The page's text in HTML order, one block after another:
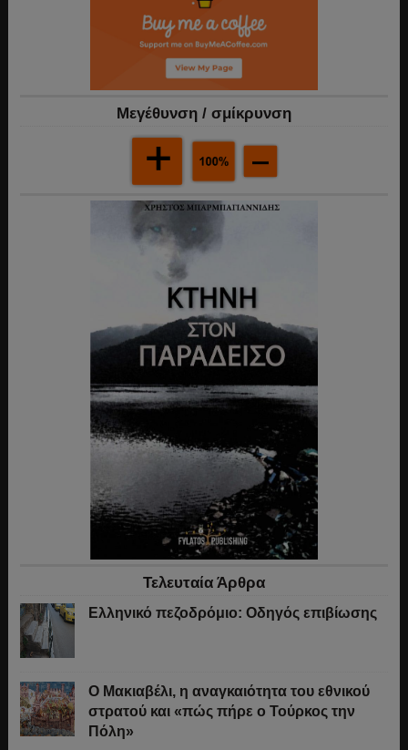
Mεγέθυνση / σμίκρυνση
Τελευταία Άρθρα
Ελληνικό πεζοδρόμιο: Οδηγός επιβίωσης
Ο Μακιαβέλι, η αναγκαιότητα του εθνικού
στρατού και «πώς πήρε ο Τούρκος την
Πόλη»